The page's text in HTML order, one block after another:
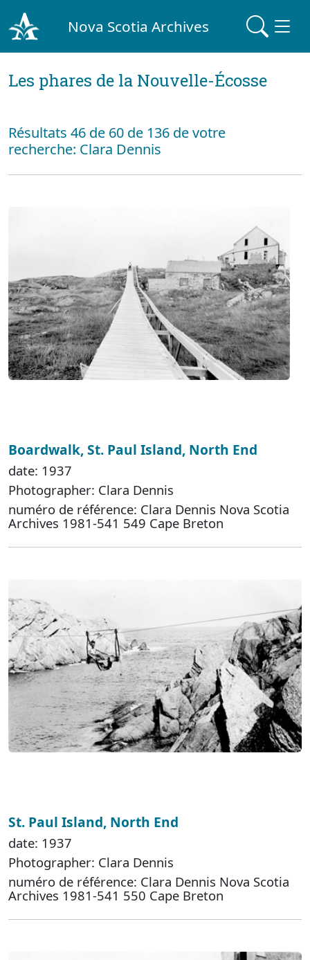
Nova Scotia Archives
Les phares de la Nouvelle-Écosse
Résultats 46 de 60 de 136 de votre
recherche: Clara Dennis
Boardwalk, St. Paul Island, North End
date: 1937
Photographer: Clara Dennis
numéro de référence: Clara Dennis Nova Scotia
Archives 1981-541 549 Cape Breton
St. Paul Island, North End
date: 1937
Photographer: Clara Dennis
numéro de référence: Clara Dennis Nova Scotia
Archives 1981-541 550 Cape Breton